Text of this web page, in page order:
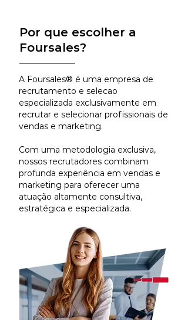
Por que escolher a
Foursales?
A Foursales® é uma empresa de
recrutamento e selecao
especializada exclusivamente em
recrutar e selecionar profissionais de
vendas e marketing.
Com uma metodologia exclusiva,
nossos recrutadores combinam
profunda experiência em vendas e
marketing para oferecer uma
atuação altamente consultiva,
estratégica e especializada.